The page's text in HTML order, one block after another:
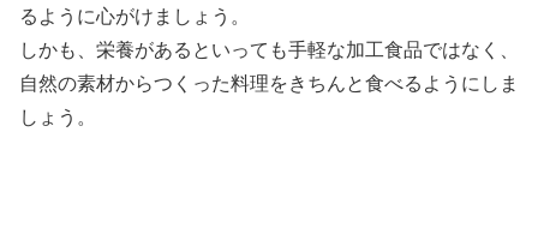
るように心がけましょう。
しかも、栄養があるといっても手軽な加工食品ではなく、
自然の素材からつくった料理をきちんと食べるようにしま
しょう。